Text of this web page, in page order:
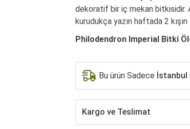
dekoratif bir iç mekan bitkisidir.
kurudukça yazın haftada 2
Philodendron Imperial Bitki
Bu ürün Sadece İstanbul
Kargo ve Teslimat